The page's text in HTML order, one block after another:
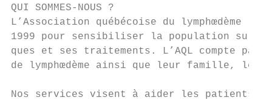
QUI SOMMES-NOUS ?
L’Association québécoise du lymphœdème
1999 pour sensibiliser la population sur
ques et ses traitements. L’AQL compte
de lymphœdème ainsi que leur famille,
Nos services visent à aider les patients